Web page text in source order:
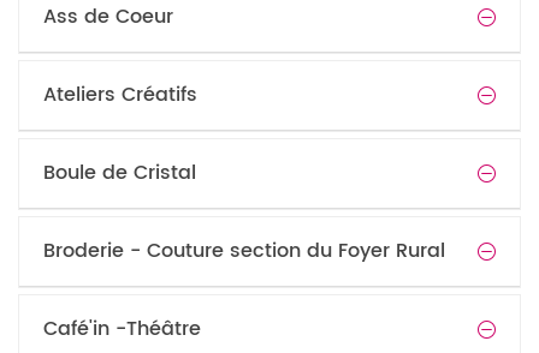
Ass de Coeur
Ateliers Créatifs
Boule de Cristal
Broderie - Couture section du Foyer Rural
Café'in -Théâtre